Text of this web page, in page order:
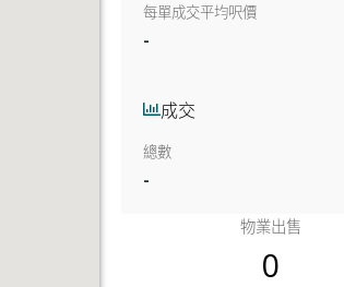
每單成交平均呎價
-
成交
總數
-
物業出售
0